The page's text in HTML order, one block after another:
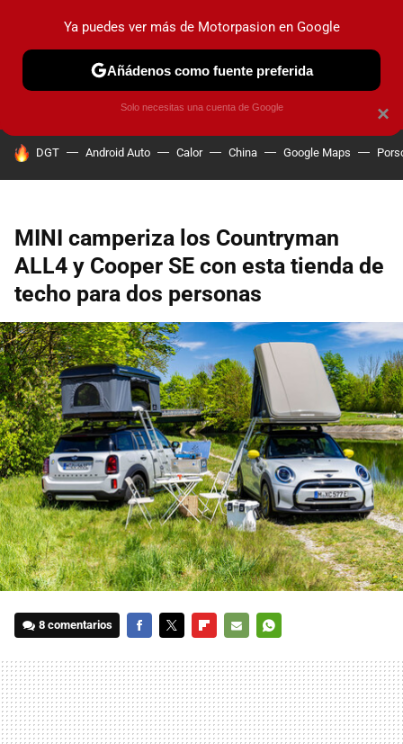
PRUEBAS COCHES ELÉCTRICOS OBSERVATORIO
HOY SE HABLA DE
DGT Android Auto Calor China Google Maps
MINI camperiza los Countryman
ALL4 y Cooper SE con esta tienda de
techo para dos personas
8 comentarios
MAIL
×
Ya puedes ver más de Motorpasion en Google
Añádenos como fuente preferida
Solo necesitas una cuenta de Google